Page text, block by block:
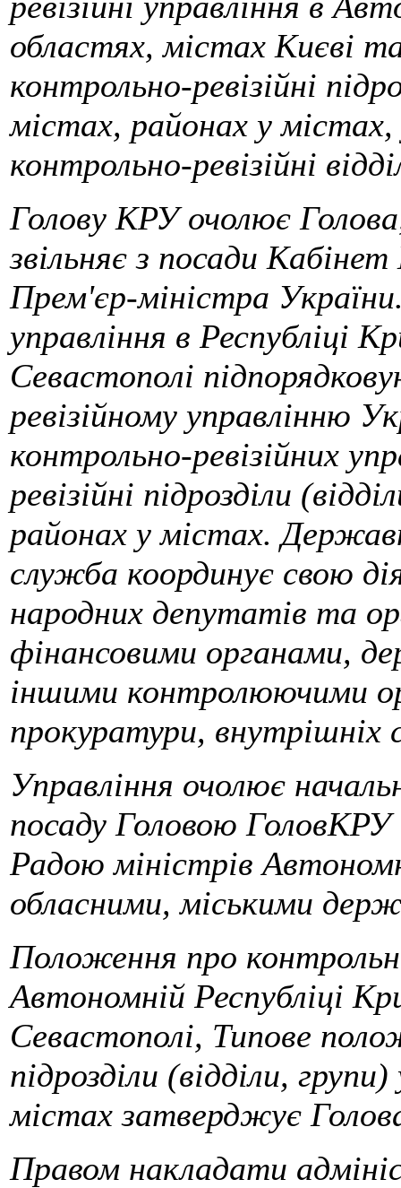
областях, містах Києві
контрольно-ревізійні
містах, районах у
контрольно-ревізійні
Голову КРУ очолює
звільняє з посади
Прем'єр-міністра
управління в Республіці
Севастополі
ревізійному управлінню
контрольно-ревізійних
ревізійні підрозділи
районах у містах.
служба координує свою
народних депутатів та
фінансовими органами,
іншими контролюючими
прокуратури, внутрішніх
Управління очолює
посаду Головою
Радою міністрів
обласними, міськими
Положення про
Автономній Республіці
Севастополі, Типове
підрозділи (відділи,
містах затверджує
Правом накладати